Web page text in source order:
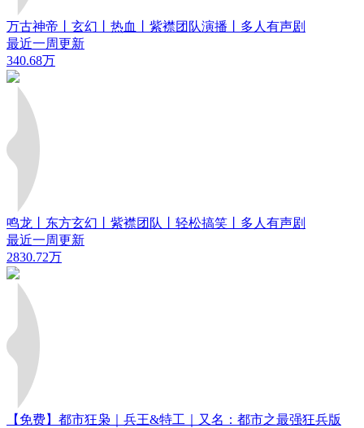
万古神帝丨玄幻丨热血丨紫襟团队演播丨多人有声剧
最近一周更新
340.68万
鸣龙丨东方玄幻丨紫襟团队丨轻松搞笑丨多人有声剧
最近一周更新
2830.72万
【免费】都市狂枭｜兵王&特工｜又名：都市之最强狂兵版